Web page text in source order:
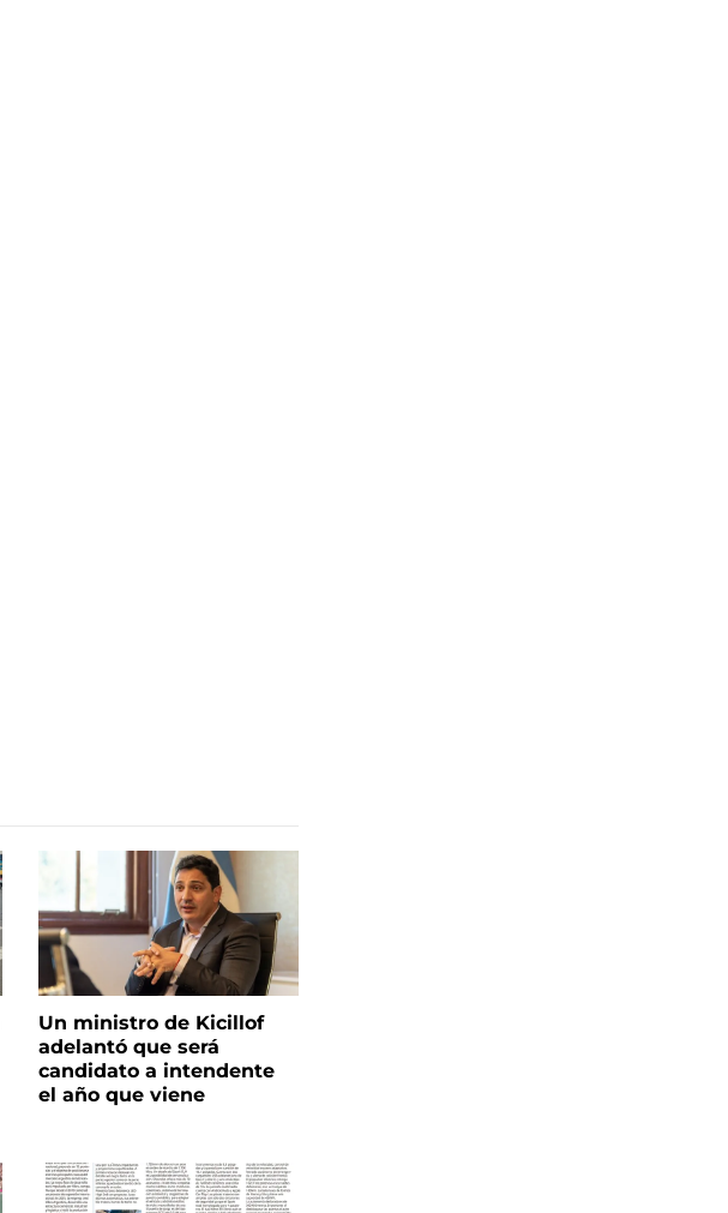
Un ministro de Kicillof
adelantó que será
candidato a intendente
el año que viene